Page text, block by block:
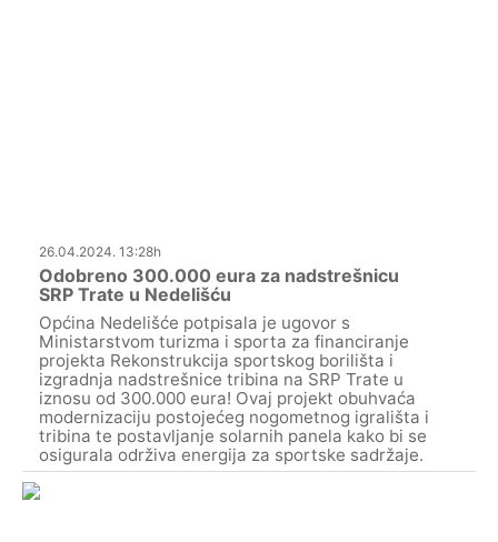
26.04.2024. 13:28h
Odobreno 300.000 eura za nadstrešnicu
SRP Trate u Nedelišću
Općina Nedelišće potpisala je ugovor s
Ministarstvom turizma i sporta za financiranje
projekta Rekonstrukcija sportskog borilišta i
izgradnja nadstrešnice tribina na SRP Trate u
iznosu od 300.000 eura! Ovaj projekt obuhvaća
modernizaciju postojećeg nogometnog igrališta i
tribina te postavljanje solarnih panela kako bi se
osigurala održiva energija za sportske sadržaje.